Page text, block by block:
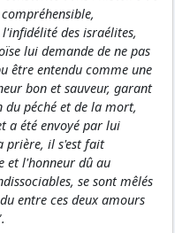
des israélites,
lui demande de ne pas
être entendu comme une
bon et sauveur, garant
péché et de la mort,
a été envoyé par lui
prière, il s'est fait
et l'honneur dû au
se sont mêlés
entre ces deux amours